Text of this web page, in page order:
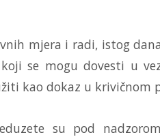
mjera i radi, istog
se mogu dovesti u
kao dokaz u krivičnom
su pod